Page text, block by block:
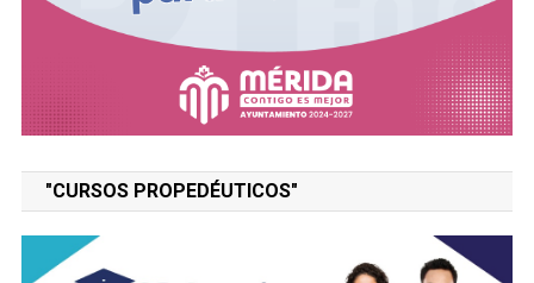
"CURSOS PROPEDÉUTICOS"